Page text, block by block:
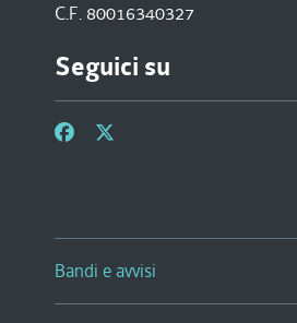
C.F. 80016340327
Seguici su
Bandi e avvisi